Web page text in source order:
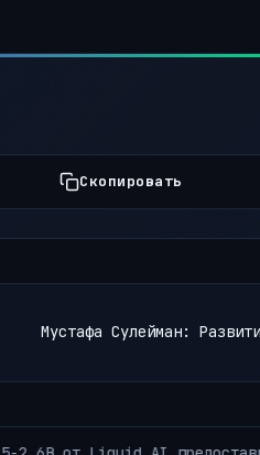
Скопировать
Мустафа Сулейман: